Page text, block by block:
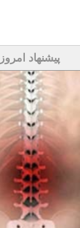
پیشنهاد امروز